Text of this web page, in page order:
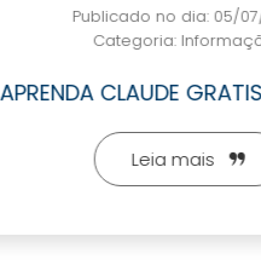
Publicado no
FORMATURA
Leia